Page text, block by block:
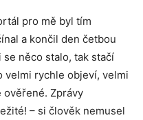
pro mě byl tím
a končil den četbou
něco stalo, tak stačí
velmi rychle objeví, velmi
Zprávy
– si člověk nemusel